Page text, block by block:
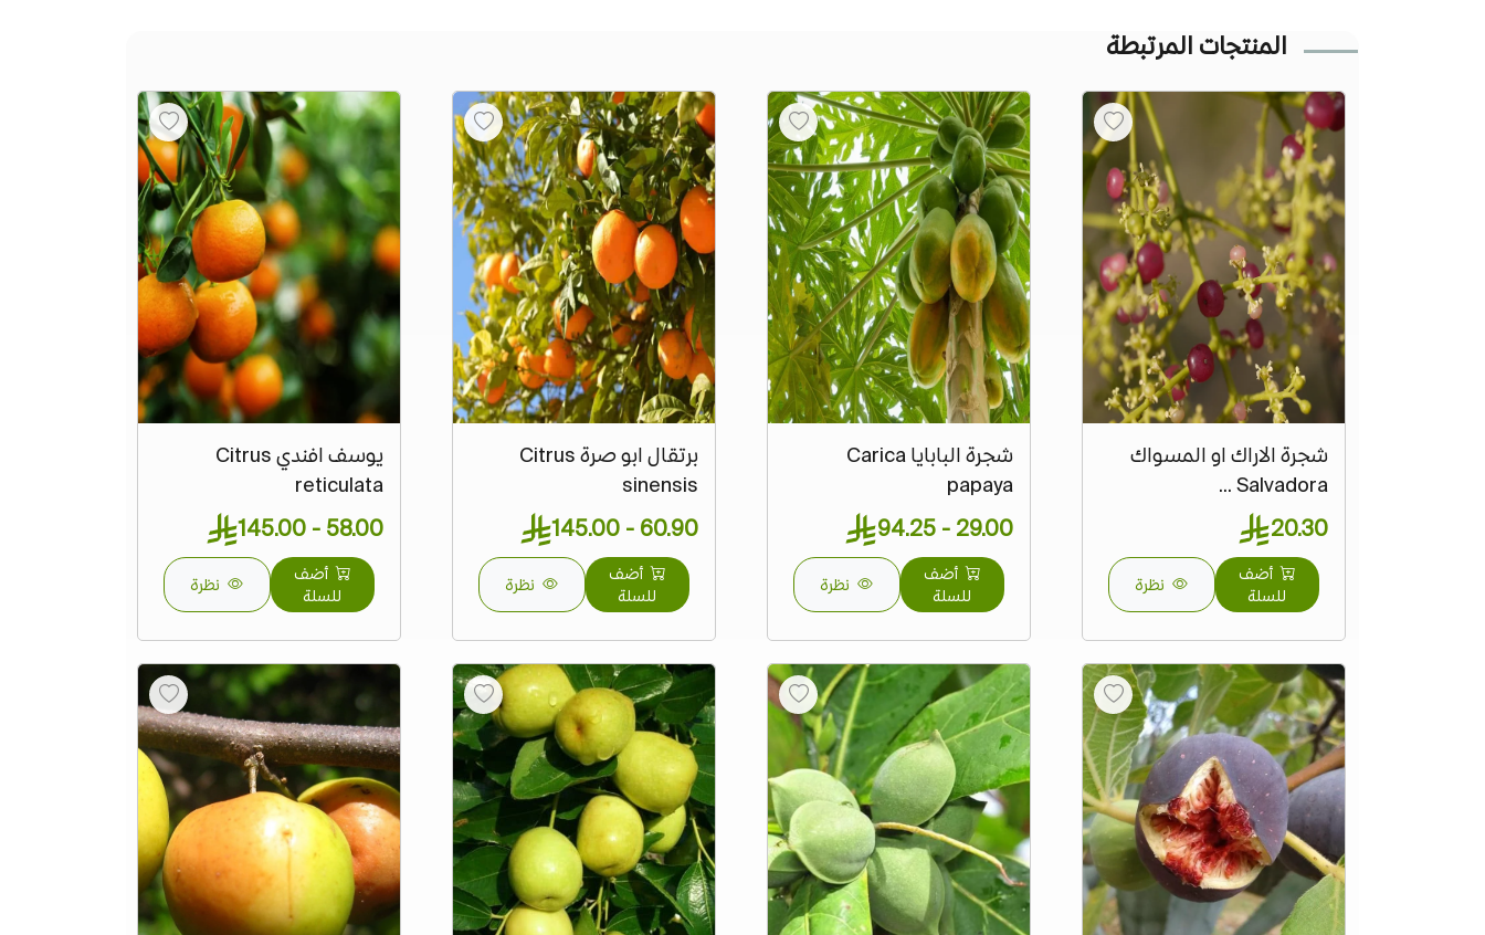
المنتجات المرتبطة
شجرة الاراك او المسواك
Salvadora ...
20.30
أضف
للسلة
نظرة
شجرة البابايا Carica
papaya
29.00 - 94.25
أضف
للسلة
نظرة
برتقال ابو صرة Citrus
sinensis
60.90 - 145.00
أضف
للسلة
نظرة
يوسف افندي Citrus
reticulata
58.00 - 145.00
أضف
للسلة
نظرة